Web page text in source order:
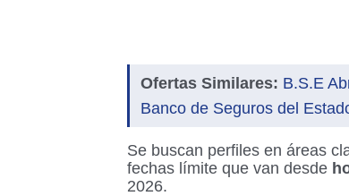
Ofertas Similares: B.S.E
Banco de Seguros del
Se buscan perfiles en áreas
fechas límite que van desde
2026.